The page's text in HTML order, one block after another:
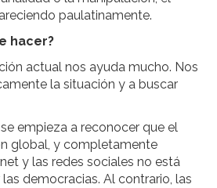
paulatinamente.
hacer?
actual nos ayuda mucho. Nos
la situación y a buscar
empieza a reconocer que el
global, y completamente
y las redes sociales no está
democracias. Al contrario, las